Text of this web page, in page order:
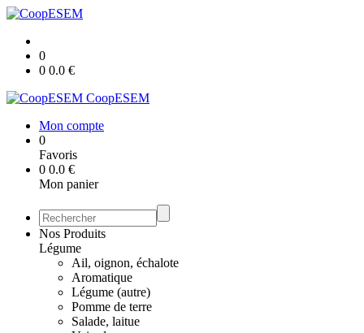
0
0 0.0 €
CoopESEM
Mon compte
0
Favoris
0 0.0 €
Mon panier
Nos Produits
Légume
Ail, oignon, échalote
Aromatique
Légume (autre)
Pomme de terre
Salade, laitue